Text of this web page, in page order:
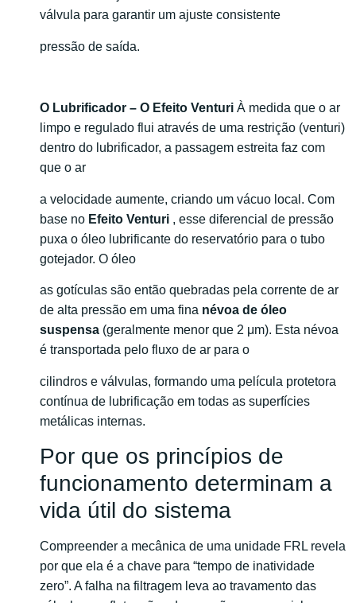
válvula para garantir um ajuste consistente
pressão de saída.
O Lubrificador – O Efeito Venturi À medida que o ar
limpo e regulado flui através de uma restrição (venturi)
dentro do lubrificador, a passagem estreita faz com
que o ar
a velocidade aumente, criando um vácuo local. Com
base no Efeito Venturi , esse diferencial de pressão
puxa o óleo lubrificante do reservatório para o tubo
gotejador. O óleo
as gotículas são então quebradas pela corrente de ar
de alta pressão em uma fina névoa de óleo
suspensa (geralmente menor que 2 μm). Esta névoa
é transportada pelo fluxo de ar para o
cilindros e válvulas, formando uma película protetora
contínua de lubrificação em todas as superfícies
metálicas internas.
Por que os princípios de
funcionamento determinam a
vida útil do sistema
Compreender a mecânica de uma unidade FRL revela
por que ela é a chave para “tempo de inatividade
zero”. A falha na filtragem leva ao travamento das